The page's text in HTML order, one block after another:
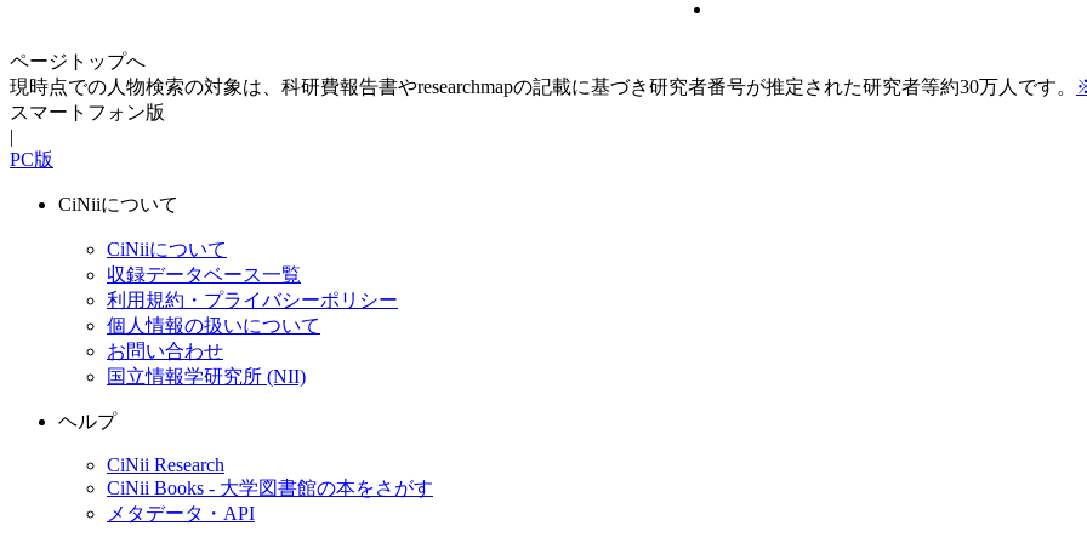
ページトップへ
現時点での人物検索の対象は、科研費報告書やresearchmapの記載に基づき研究者番号が推定された研究者等約30万人です。
スマートフォン版
|
PC版
CiNiiについて
CiNiiについて
収録データベース一覧
利用規約・プライバシーポリシー
個人情報の扱いについて
お問い合わせ
国立情報学研究所 (NII)
ヘルプ
CiNii Research
CiNii Books - 大学図書館の本をさがす
メタデータ・API